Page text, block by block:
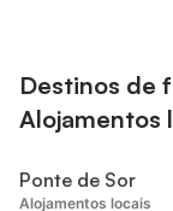
Destinos de
Alojamentos
Ponte de Sor
Alojamentos locais